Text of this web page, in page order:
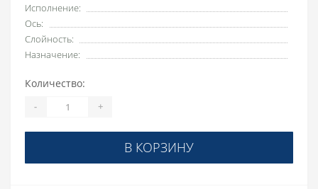
Исполнение:
Ось:
Слойность:
Назначение:
Количество:
- +
В КОРЗИНУ